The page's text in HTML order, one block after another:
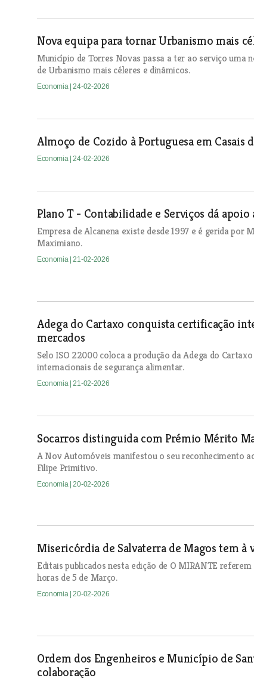
Nova equipa para tornar Urbanismo mais
Município de Torres Novas passa a ter ao serviço
de Urbanismo mais céleres e dinâmicos.
Economia | 24-02-2026
Almoço de Cozido à Portuguesa em Casais
Economia | 24-02-2026
Plano T - Contabilidade e Serviços dá
Empresa de Alcanena existe desde 1997 e é gerida
Maximiano.
Economia | 21-02-2026
Adega do Cartaxo conquista certificação
mercados
Selo ISO 22000 coloca a produção da Adega do
internacionais de segurança alimentar.
Economia | 21-02-2026
Socarros distinguida com Prémio Mérito
A Nov Automóveis manifestou o seu reconhecimento
Filipe Primitivo.
Economia | 20-02-2026
Misericórdia de Salvaterra de Magos tem à
Editais publicados nesta edição de O MIRANTE
horas de 5 de Março.
Economia | 20-02-2026
Ordem dos Engenheiros e Município de
colaboração